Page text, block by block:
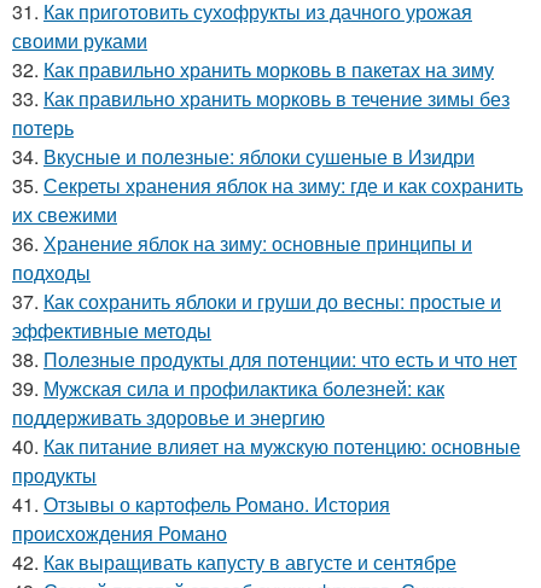
31. Как приготовить сухофрукты из дачного урожая
своими руками
32. Как правильно хранить морковь в пакетах на зиму
33. Как правильно хранить морковь в течение зимы без
потерь
34. Вкусные и полезные: яблоки сушеные в Изидри
35. Секреты хранения яблок на зиму: где и как сохранить
их свежими
36. Хранение яблок на зиму: основные принципы и
подходы
37. Как сохранить яблоки и груши до весны: простые и
эффективные методы
38. Полезные продукты для потенции: что есть и что нет
39. Мужская сила и профилактика болезней: как
поддерживать здоровье и энергию
40. Как питание влияет на мужскую потенцию: основные
продукты
41. Отзывы о картофель Романо. История
происхождения Романо
42. Как выращивать капусту в августе и сентябре